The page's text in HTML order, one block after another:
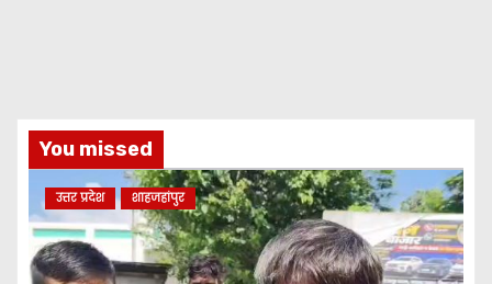
You missed
उत्तर प्रदेश शाहजहांपुर